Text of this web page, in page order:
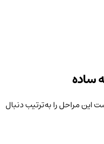
مراحل را به‌ترتیب دنبال